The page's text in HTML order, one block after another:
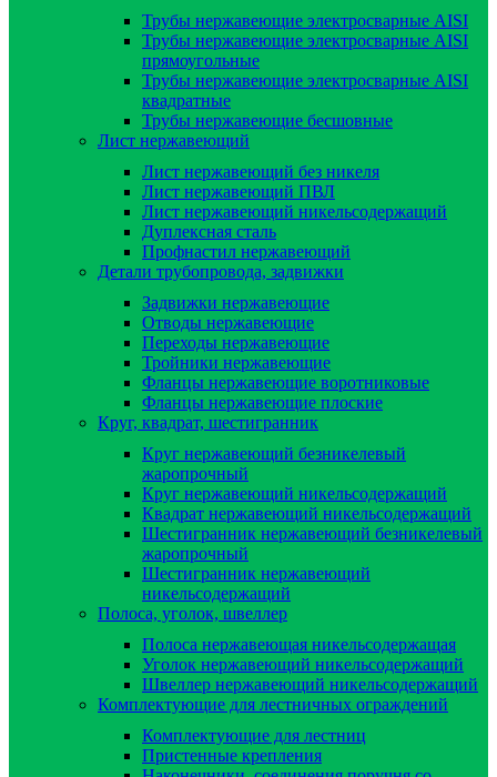
Трубы нержавеющие электросварные AISI
Трубы нержавеющие электросварные AISI
прямоугольные
Трубы нержавеющие электросварные AISI
квадратные
Трубы нержавеющие бесшовные
Лист нержавеющий
Лист нержавеющий без никеля
Лист нержавеющий ПВЛ
Лист нержавеющий никельсодержащий
Дуплексная сталь
Профнастил нержавеющий
Детали трубопровода, задвижки
Задвижки нержавеющие
Отводы нержавеющие
Переходы нержавеющие
Тройники нержавеющие
Фланцы нержавеющие воротниковые
Фланцы нержавеющие плоские
Круг, квадрат, шестигранник
Круг нержавеющий безникелевый
жаропрочный
Круг нержавеющий никельсодержащий
Квадрат нержавеющий никельсодержащий
Шестигранник нержавеющий безникелевый
жаропрочный
Шестигранник нержавеющий
никельсодержащий
Полоса, уголок, швеллер
Полоса нержавеющая никельсодержащая
Уголок нержавеющий никельсодержащий
Швеллер нержавеющий никельсодержащий
Комплектующие для лестничных ограждений
Комплектующие для лестниц
Пристенные крепления